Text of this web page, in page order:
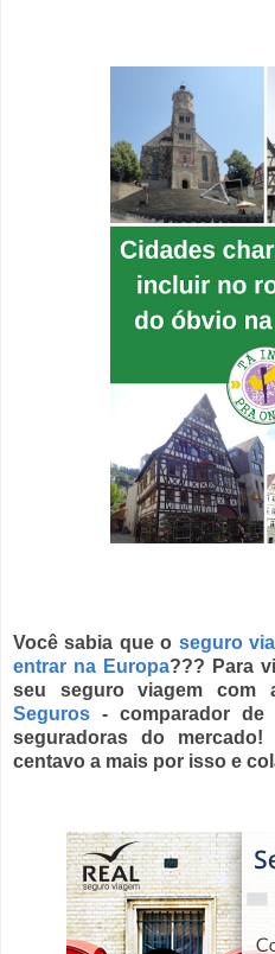
Você sabia que o seguro
entrar na Europa??? Para
seu seguro viagem com
Seguros - comparador de
seguradoras do
centavo a mais por isso e